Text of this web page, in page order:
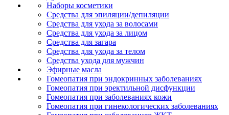
Наборы косметики
Средства для эпиляции/депиляции
Средства для ухода за волосами
Средства для ухода за лицом
Средства для загара
Средства для ухода за телом
Средства ухода для мужчин
Эфирные масла
Гомеопатия при эндокринных заболеваниях
Гомеопатия при эректильной дисфункции
Гомеопатия при заболеваниях кожи
Гомеопатия при гинекологических заболеваниях